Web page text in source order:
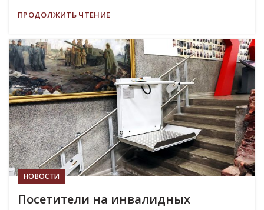
ПРОДОЛЖИТЬ ЧТЕНИЕ
29
ИЮЛ
НОВОСТИ
Посетители на инвалидных